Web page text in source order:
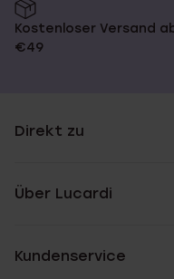
Kostenloser Versand
€49
Direkt zu
Über Lucardi
Kundenservice